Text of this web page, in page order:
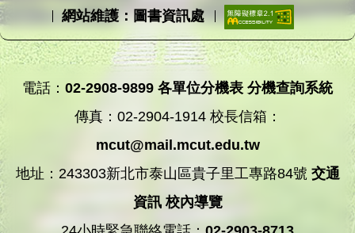
網站維護：圖書資訊處
電話： 02-2908-9899 各單位分機表 分機查詢系統
傳真：02-2904-1914 校長信箱：
mcut@mail.mcut.edu.tw
地址：243303新北市泰山區貴子里工專路84號 交通
資訊 校內導覽